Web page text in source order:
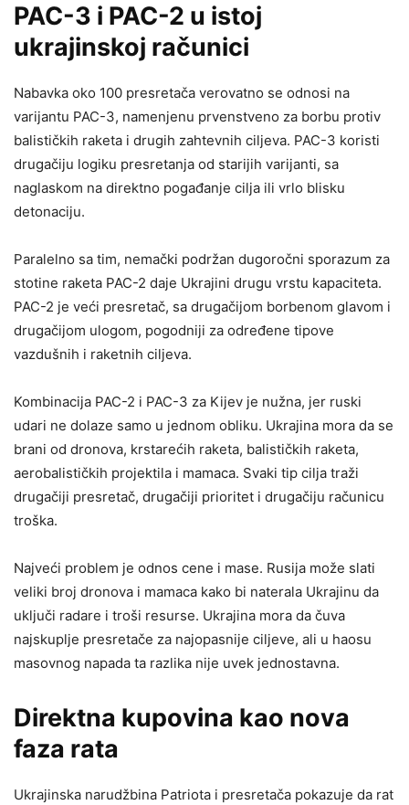
PAC-3 i PAC-2 u istoj
ukrajinskoj računici
Nabavka oko 100 presretača verovatno se odnosi na
varijantu PAC-3, namenjenu prvenstveno za borbu protiv
balističkih raketa i drugih zahtevnih ciljeva. PAC-3 koristi
drugačiju logiku presretanja od starijih varijanti, sa
naglaskom na direktno pogađanje cilja ili vrlo blisku
detonaciju.
Paralelno sa tim, nemački podržan dugoročni sporazum za
stotine raketa PAC-2 daje Ukrajini drugu vrstu kapaciteta.
PAC-2 je veći presretač, sa drugačijom borbenom glavom i
drugačijom ulogom, pogodniji za određene tipove
vazdušnih i raketnih ciljeva.
Kombinacija PAC-2 i PAC-3 za Kijev je nužna, jer ruski
udari ne dolaze samo u jednom obliku. Ukrajina mora da se
brani od dronova, krstarećih raketa, balističkih raketa,
aerobalističkih projektila i mamaca. Svaki tip cilja traži
drugačiji presretač, drugačiji prioritet i drugačiju računicu
troška.
Najveći problem je odnos cene i mase. Rusija može slati
veliki broj dronova i mamaca kako bi naterala Ukrajinu da
uključi radare i troši resurse. Ukrajina mora da čuva
najskuplje presretače za najopasnije ciljeve, ali u haosu
masovnog napada ta razlika nije uvek jednostavna.
Direktna kupovina kao nova
faza rata
Ukrajinska narudžbina Patriota i presretača pokazuje da rat